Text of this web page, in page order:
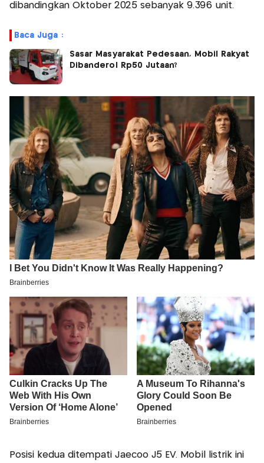
dibandingkan Oktober 2025 sebanyak 9.396 unit.
Baca Juga :
Sasar Masyarakat Pedesaan, Mobil Rakyat
Dibanderol Rp50 Jutaan?
Posisi kedua ditempati Jaecoo J5 EV. Mobil listrik ini